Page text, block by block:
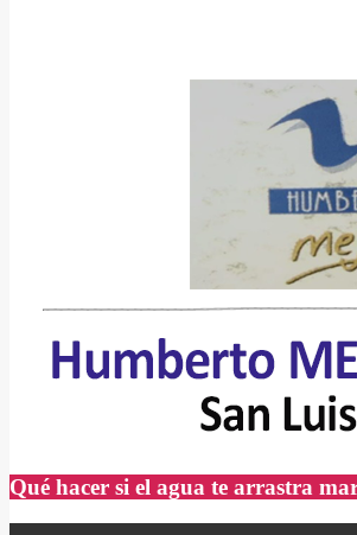
Qué hacer si el agua te arrastra